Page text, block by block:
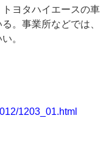
ヨタハイエースの車
。事業所などでは、
。
1203_01.html